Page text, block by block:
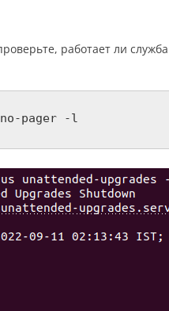
работает ли служба
pager -l